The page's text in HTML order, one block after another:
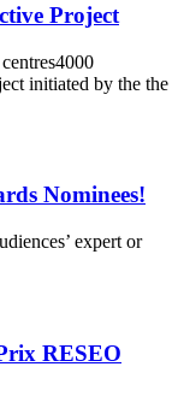
Project
initiated by the the
Nominees!
expert or
RESEO